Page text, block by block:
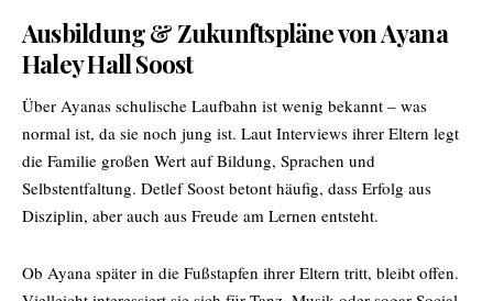
Ausbildung & Zukunftspläne von Ayana
Haley Hall Soost
Über Ayanas schulische Laufbahn ist wenig bekannt – was
normal ist, da sie noch jung ist. Laut Interviews ihrer Eltern legt
die Familie großen Wert auf Bildung, Sprachen und
Selbstentfaltung. Detlef Soost betont häufig, dass Erfolg aus
Disziplin, aber auch aus Freude am Lernen entsteht.
Ob Ayana später in die Fußstapfen ihrer Eltern tritt, bleibt offen.